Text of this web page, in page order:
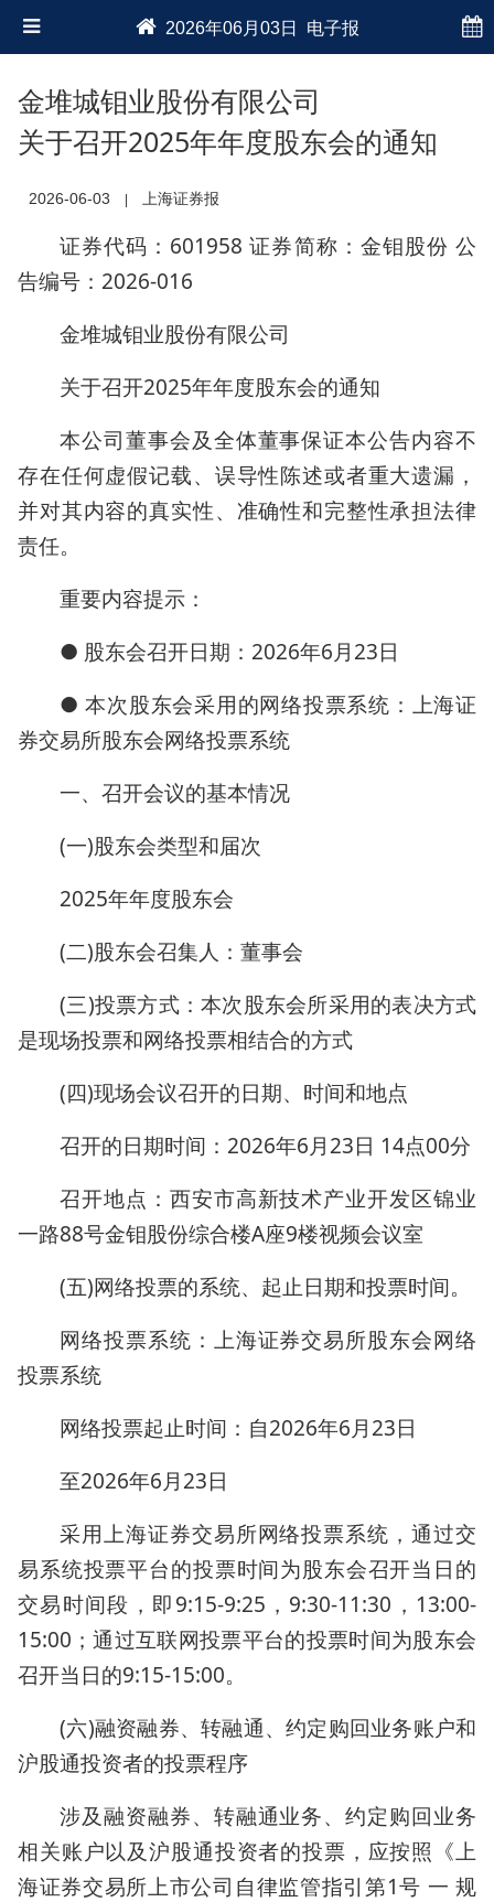
2026年06月03日 电子报
金堆城钼业股份有限公司
关于召开2025年年度股东会的通知
2026-06-03 上海证券报
证券代码：601958 证券简称：金钼股份 公
告编号：2026-016
金堆城钼业股份有限公司
关于召开2025年年度股东会的通知
本公司董事会及全体董事保证本公告内容不
存在任何虚假记载、误导性陈述或者重大遗漏，
并对其内容的真实性、准确性和完整性承担法律
责任。
重要内容提示：
● 股东会召开日期：2026年6月23日
● 本次股东会采用的网络投票系统：上海证
券交易所股东会网络投票系统
一、召开会议的基本情况
(一)股东会类型和届次
2025年年度股东会
(二)股东会召集人：董事会
(三)投票方式：本次股东会所采用的表决方式
是现场投票和网络投票相结合的方式
(四)现场会议召开的日期、时间和地点
召开的日期时间：2026年6月23日 14点00分
召开地点：西安市高新技术产业开发区锦业
一路88号金钼股份综合楼A座9楼视频会议室
(五)网络投票的系统、起止日期和投票时间。
网络投票系统：上海证券交易所股东会网络
投票系统
网络投票起止时间：自2026年6月23日
至2026年6月23日
采用上海证券交易所网络投票系统，通过交
易系统投票平台的投票时间为股东会召开当日的
交易时间段，即9:15-9:25，9:30-11:30，13:00-
15:00；通过互联网投票平台的投票时间为股东会
召开当日的9:15-15:00。
(六)融资融券、转融通、约定购回业务账户和
沪股通投资者的投票程序
涉及融资融券、转融通业务、约定购回业务
相关账户以及沪股通投资者的投票，应按照《上
海证券交易所上市公司自律监管指引第1号 一 规